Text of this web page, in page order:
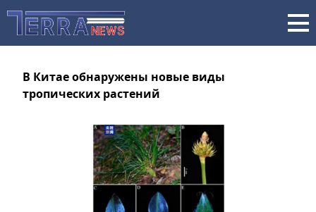
В Китае обнаружены новые виды
тропических растений